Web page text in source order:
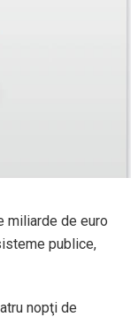
miliarde de euro
publice,
nopţi de